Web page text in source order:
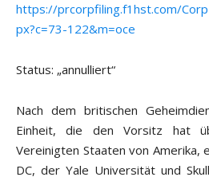
https://prcorpfiling.f1hst.com/
px?c=73-122&m=oce
Status: „annulliert“
Nach dem britischen
Einheit, die den Vorsitz hat
Vereinigten Staaten von Amerika,
DC, der Yale Universität und